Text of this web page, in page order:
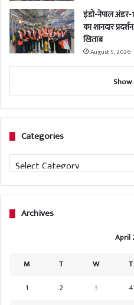
इंडो-नेपाल अंडर-
का शानदार
खिताब
August 5, 2026
Categories
Categories
Archives
April
M T W T
1
2 3 4